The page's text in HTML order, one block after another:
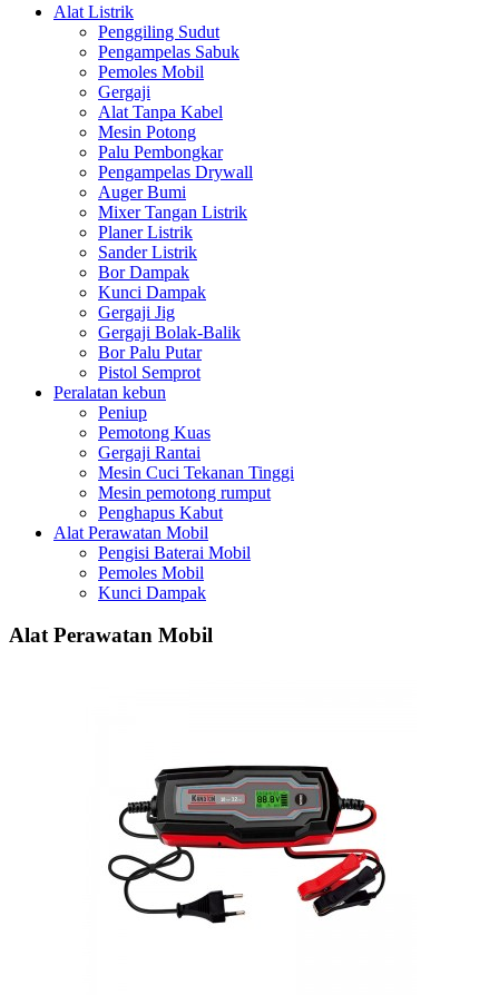
Alat Listrik
Penggiling Sudut
Pengampelas Sabuk
Pemoles Mobil
Gergaji
Alat Tanpa Kabel
Mesin Potong
Palu Pembongkar
Pengampelas Drywall
Auger Bumi
Mixer Tangan Listrik
Planer Listrik
Sander Listrik
Bor Dampak
Kunci Dampak
Gergaji Jig
Gergaji Bolak-Balik
Bor Palu Putar
Pistol Semprot
Peralatan kebun
Peniup
Pemotong Kuas
Gergaji Rantai
Mesin Cuci Tekanan Tinggi
Mesin pemotong rumput
Penghapus Kabut
Alat Perawatan Mobil
Pengisi Baterai Mobil
Pemoles Mobil
Kunci Dampak
Alat Perawatan Mobil